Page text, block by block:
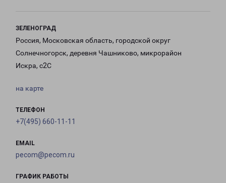
ЗЕЛЕНОГРАД
Россия, Московская область, городской округ
Солнечногорск, деревня Чашниково, микрорайон
Искра, с2С
на карте
ТЕЛЕФОН
+7(495) 660-11-11
EMAIL
pecom@pecom.ru
ГРАФИК РАБОТЫ